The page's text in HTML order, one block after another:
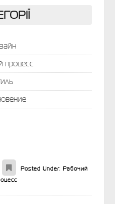
процесс
Posted Under: Рабочий